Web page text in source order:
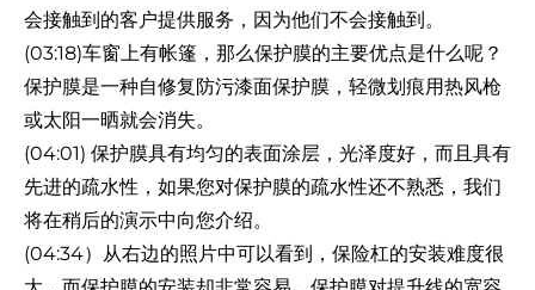
会接触到的客户提供服务，因为他们不会接触到。
(03:18)车窗上有帐篷，那么保护膜的主要优点是什么呢？
保护膜是一种自修复防污漆面保护膜，轻微划痕用热风枪
或太阳一晒就会消失。
(04:01) 保护膜具有均匀的表面涂层，光泽度好，而且具有
先进的疏水性，如果您对保护膜的疏水性还不熟悉，我们
将在稍后的演示中向您介绍。
(04:34）从右边的照片中可以看到，保险杠的安装难度很